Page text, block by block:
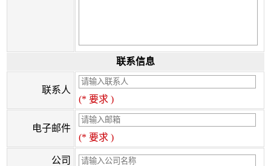
联系信息
联系人
(* 要求 )
电子邮件
(* 要求 )
公司